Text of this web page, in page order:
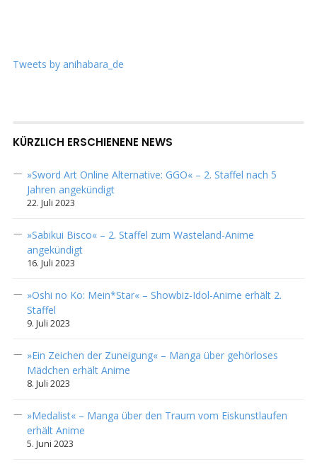
Tweets by anihabara_de
KÜRZLICH ERSCHIENENE NEWS
»Sword Art Online Alternative: GGO« – 2. Staffel nach 5
Jahren angekündigt
22. Juli 2023
»Sabikui Bisco« – 2. Staffel zum Wasteland-Anime
angekündigt
16. Juli 2023
»Oshi no Ko: Mein*Star« – Showbiz-Idol-Anime erhält 2.
Staffel
9. Juli 2023
»Ein Zeichen der Zuneigung« – Manga über gehörloses
Mädchen erhält Anime
8. Juli 2023
»Medalist« – Manga über den Traum vom Eiskunstlaufen
erhält Anime
5. Juni 2023